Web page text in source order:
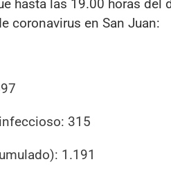
hasta las 19.00 horas del
coronavirus en San Juan:
315
1.191